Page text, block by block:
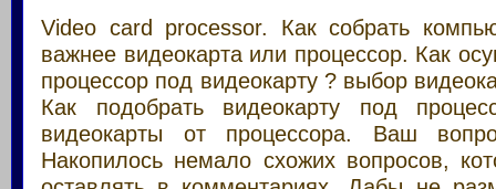
Video card processor. Как собрать
важнее видеокарта или процессор. Как
процессор под видеокарту ? выбор
Как подобрать видеокарту под
видеокарты от процессора. Ваш
Накопилось немало схожих вопросов,